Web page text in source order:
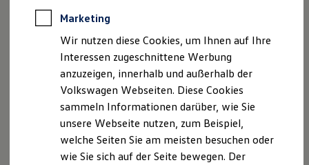
Rekuperation
Laden unterwegs
Laden Zuhause
Ladestationen finden
Ladezeitensimulator
Batterie
Sicherheit
Nachhaltigkeit
Technologie
Kosten und Kauf
Registergericht: Amtsgericht Kempten
Registernummer: HRB 12586
Vertreten durch die Geschäftsführer: Bernd Czolkos,
Martin Osterberger-Seitz
Umsatzsteuer-Identifikationsnummer gemäß § 27 a
Umsatzsteuergesetz: DE 128786364
Marketing
Wir nutzen diese Cookies, um Ihnen auf Ihre
Interessen zugeschnittene Werbung
anzuzeigen, innerhalb und außerhalb der
Volkswagen Webseiten. Diese Cookies
sammeln Informationen darüber, wie Sie
unsere Webseite nutzen, zum Beispiel,
welche Seiten Sie am meisten besuchen oder
wie Sie sich auf der Seite bewegen. Der